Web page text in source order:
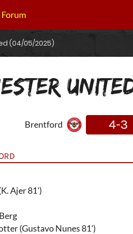
Forum
(04/05/2025)
Brentford 4-3
Ajer 81')
(Gustavo Nunes 81')